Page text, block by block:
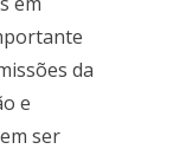
da
e
ser